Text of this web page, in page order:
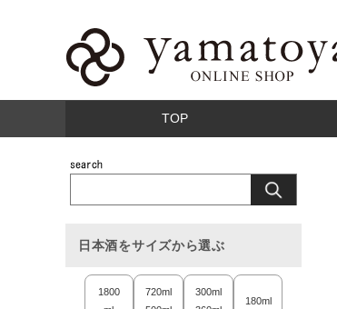
TOP
日本酒をサイズから選ぶ
1800
720ml
300ml
180ml